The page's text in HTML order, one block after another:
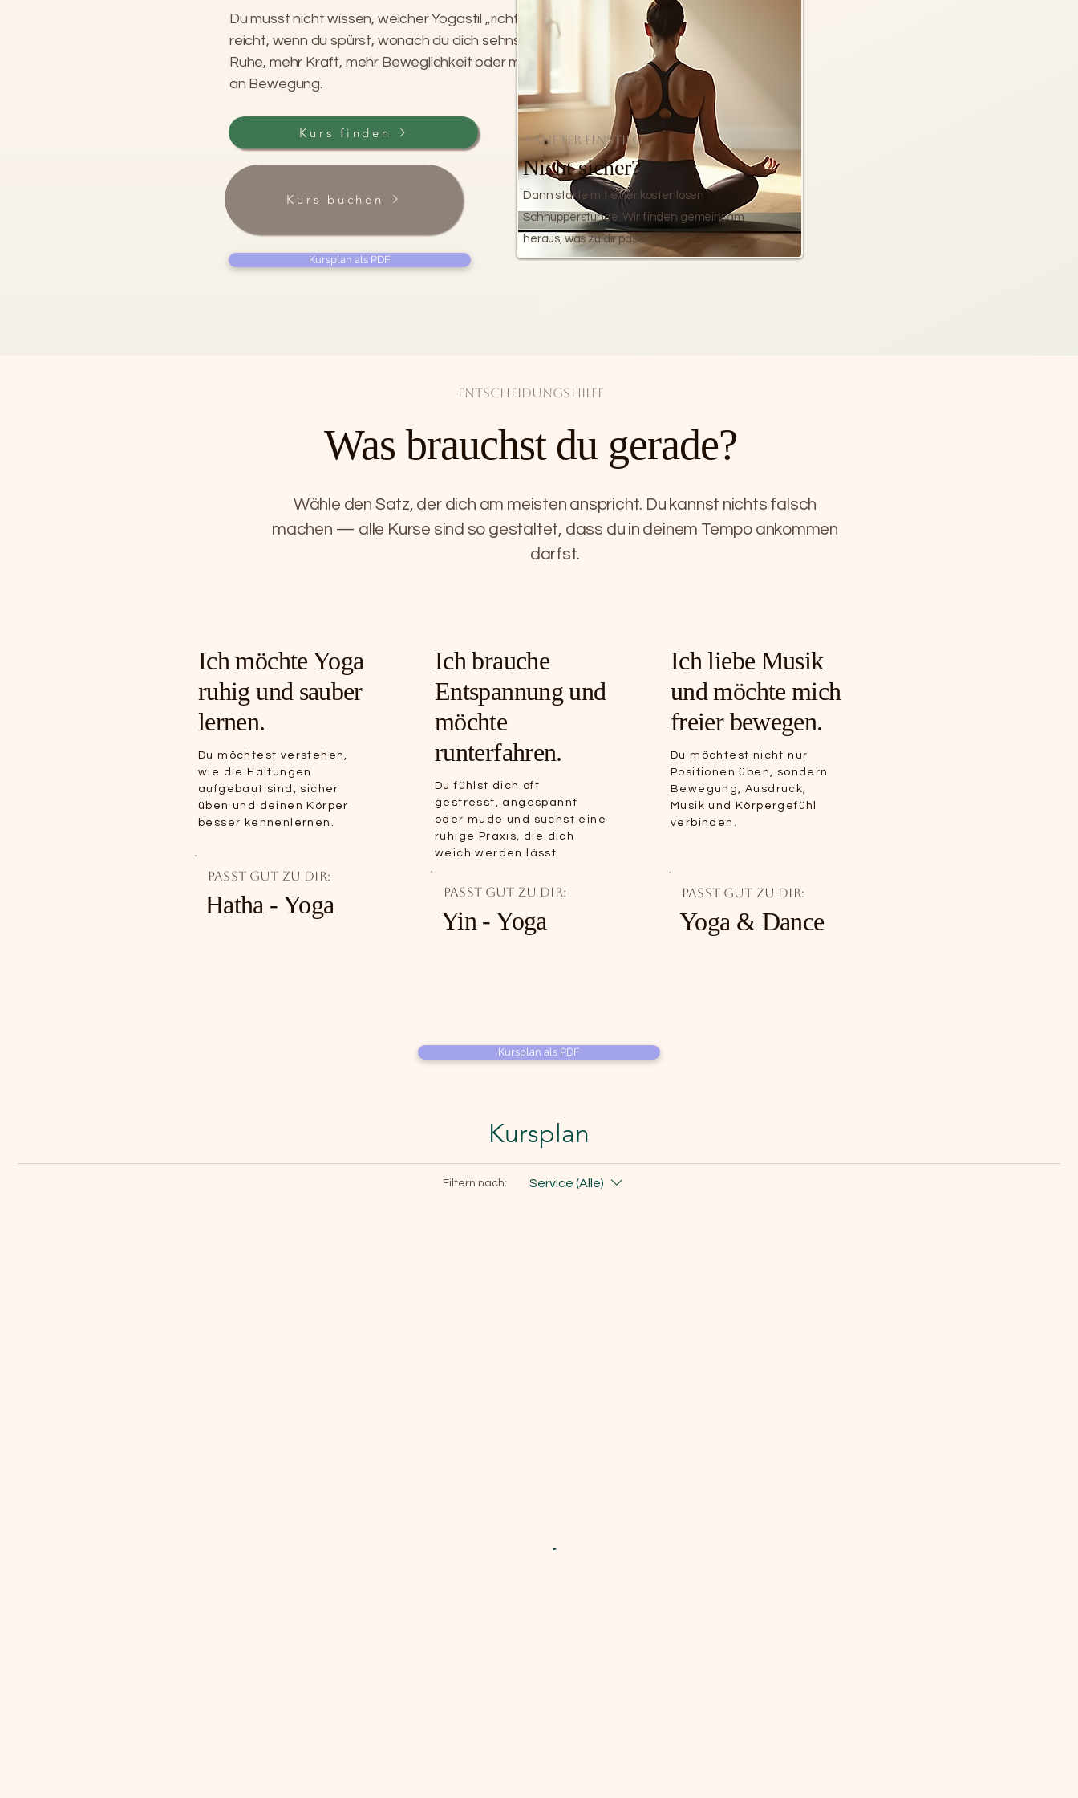
Du musst nicht wissen, welcher Yogastil „richtig“ ist. Es
reicht, wenn du spürst, wonach du dich sehnst: mehr
Ruhe, mehr Kraft, mehr Beweglichkeit oder mehr Freude
an Bewegung.
Kurs finden
Kurs buchen
Kursplan als PDF
Sanfter Einstieg
Nicht sicher?
Dann starte mit einer kostenlosen
Schnupperstunde. Wir finden gemeinsam
heraus, was zu dir passt.
Entscheidungshilfe
Was brauchst du gerade?
Wähle den Satz, der dich am meisten anspricht. Du kannst nichts falsch
machen — alle Kurse sind so gestaltet, dass du in deinem Tempo ankommen
darfst.
Ich möchte Yoga
ruhig und sauber
lernen.
Du möchtest verstehen,
wie die Haltungen
aufgebaut sind, sicher
üben und deinen Körper
besser kennenlernen.
Passt gut zu dir:
Hatha - Yoga
Ich brauche
Entspannung und
möchte
runterfahren.
Du fühlst dich oft
gestresst, angespannt
oder müde und suchst eine
ruhige Praxis, die dich
weich werden lässt.
Passt gut zu dir:
Yin - Yoga
Ich liebe Musik
und möchte mich
freier bewegen.
Du möchtest nicht nur
Positionen üben, sondern
Bewegung, Ausdruck,
Musik und Körpergefühl
verbinden.
Passt gut zu dir:
Yoga & Dance
Kursplan
Filtern nach: Service (Alle)
Kursplan als PDF